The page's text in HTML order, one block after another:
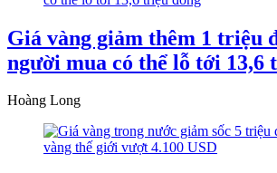
Giá vàng giảm thêm 1 triệu
người mua có thể lỗ tới 13,6
Hoàng Long